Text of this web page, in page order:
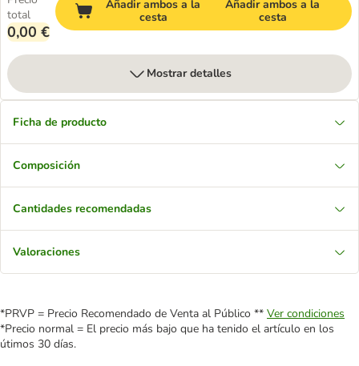
total
0,00 €
Añadir ambos a la
cesta
Añadir ambos a la
cesta
Mostrar detalles
Ficha de producto
Composición
Cantidades recomendadas
Valoraciones
*PRVP = Precio Recomendado de Venta al Público ** Ver condiciones
*Precio normal = El precio más bajo que ha tenido el artículo en los
útimos 30 días.